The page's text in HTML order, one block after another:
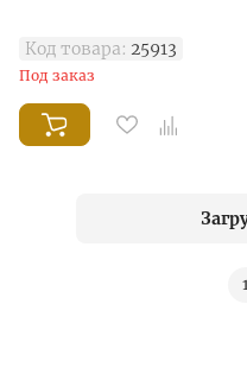
Код товара: 25913
Под заказ